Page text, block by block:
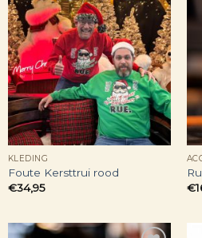
Toevoegen
aan
verlanglijst
KLEDING
Foute Kersttrui rood
€34,95
€